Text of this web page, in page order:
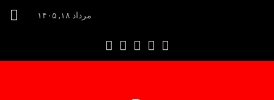
مرداد ۱۸, ۱۴۰۵